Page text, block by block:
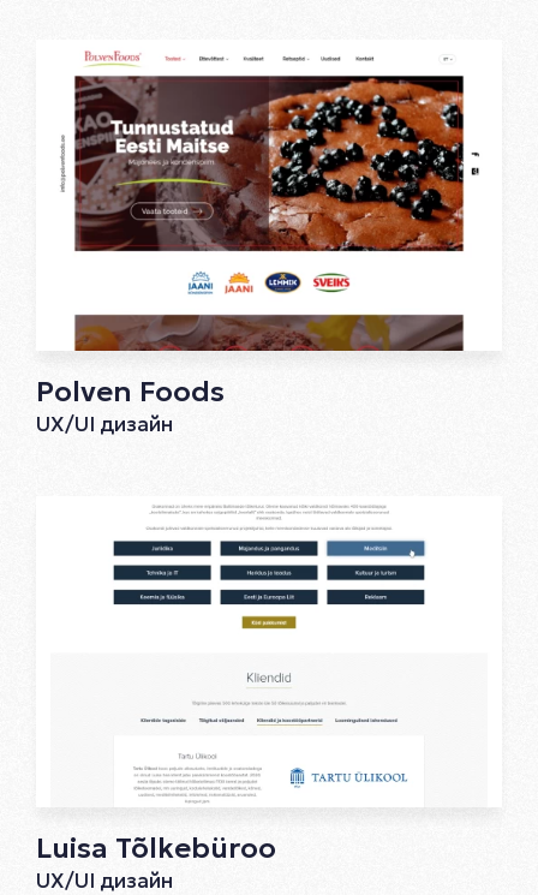
Polven Foods
UX/UI дизайн
Luisa Tõlkebüroo
UX/UI дизайн